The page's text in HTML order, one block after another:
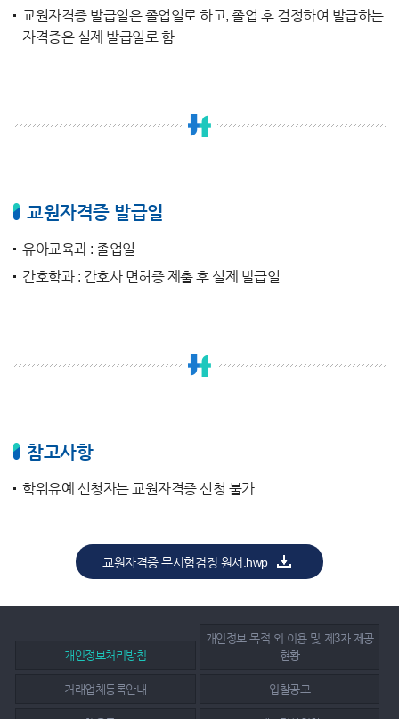
교원자격증 발급일은 졸업일로 하고, 졸업 후 검정하여 발급하는
자격증은 실제 발급일로 함
교원자격증 발급일
유아교육과 : 졸업일
간호학과 : 간호사 면허증 제출 후 실제 발급일
참고사항
학위유예 신청자는 교원자격증 신청 불가
교원자격증 무시험검정 원서.hwp
개인정보처리방침
개인정보 목적 외 이용 및 제3자 제공
현황
거래업체등록안내 입찰공고